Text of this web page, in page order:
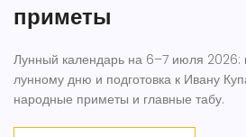
приметы
Лунный календарь на 6–7 июля 2026:
лунному дню и подготовка к Ивану
народные приметы и главные табу.